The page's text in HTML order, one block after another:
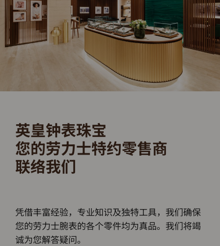
英皇钟表珠宝
您的劳力士特约零售商
联络我们
凭借丰富经验，专业知识及独特工具，我们确保
您的劳力士腕表的各个零件均为真品。我们将竭
诚为您解答疑问。